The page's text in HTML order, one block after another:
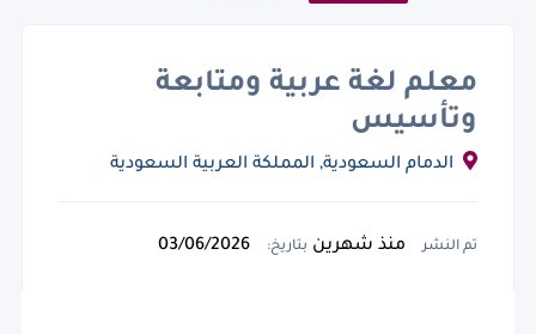
معلم لغة عربية ومتابعة
وتأسيس
تم النشر منذ شهرين بتاريخ: